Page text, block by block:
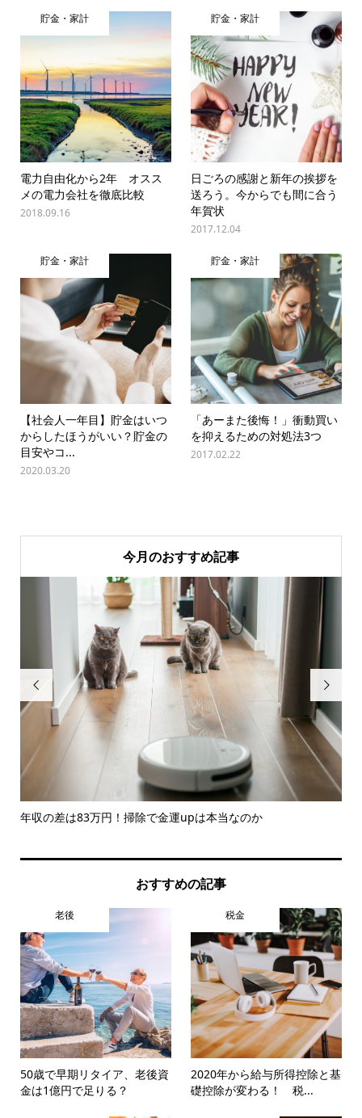
貯金・家計
電力自由化から2年 オスス
メの電力会社を徹底比較
2018.09.16
貯金・家計
日ごろの感謝と新年の挨拶を
送ろう。今からでも間に合う
年賀状
2017.12.04
貯金・家計
【社会人一年目】貯金はいつ
からしたほうがいい？貯金の
目安やコ...
2020.03.20
貯金・家計
「あーまた後悔！」衝動買い
を抑えるための対処法3つ
2017.02.22
今月のおすすめ記事

年収の差は83万円！掃除で金運upは本当なのか

おすすめの記事
老後
50歳で早期リタイア、老後資
金は1億円で足りる？
税金
2020年から給与所得控除と基
礎控除が変わる！ 税...